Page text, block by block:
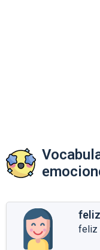
feliz
feliz